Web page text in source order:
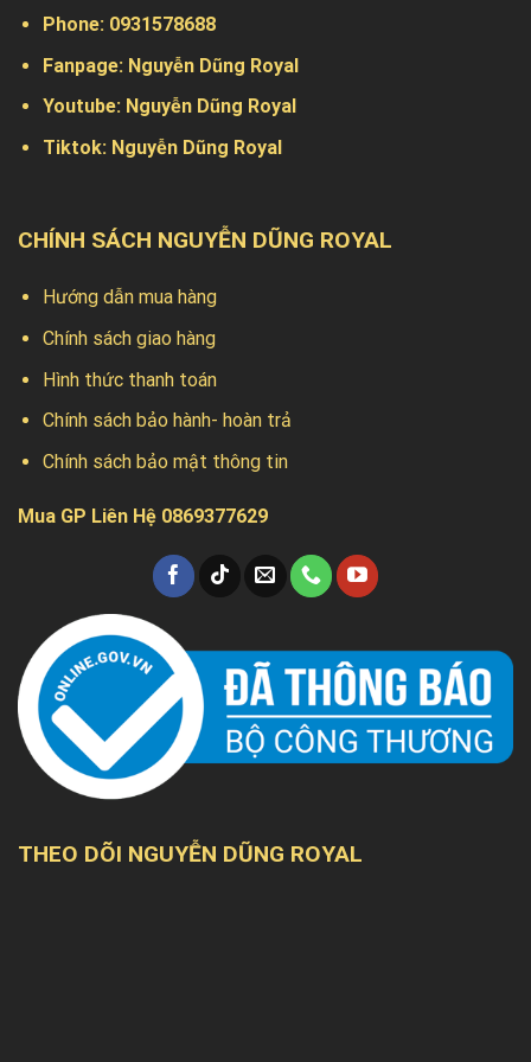
Phone: 0931578688
Fanpage: Nguyễn Dũng Royal
Youtube: Nguyễn Dũng Royal
Tiktok: Nguyễn Dũng Royal
CHÍNH SÁCH NGUYỄN DŨNG ROYAL
Hướng dẫn mua hàng
Chính sách giao hàng
Hình thức thanh toán
Chính sách bảo hành- hoàn trả
Chính sách bảo mật thông tin
Mua GP Liên Hệ 0869377629
THEO DÕI NGUYỄN DŨNG ROYAL